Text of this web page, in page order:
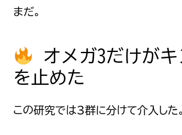
まだ。
オメガ3だけがキ
を止めた
この研究では3群に分けて介入した。